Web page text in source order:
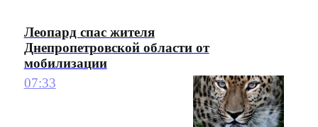
Леопард спас жителя
Днепропетровской области от
мобилизации
07:33